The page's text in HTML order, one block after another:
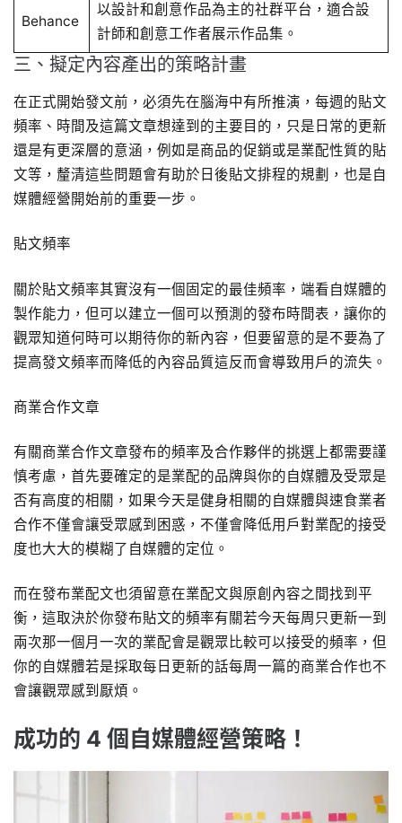
Behance
以設計和創意作品為主的社群平台，適合設
計師和創意工作者展示作品集。
三、擬定內容產出的策略計畫
在正式開始發文前，必須先在腦海中有所推演，每週的貼文
頻率、時間及這篇文章想達到的主要目的，只是日常的更新
還是有更深層的意涵，例如是商品的促銷或是業配性質的貼
文等，釐清這些問題會有助於日後貼文排程的規劃，也是自
媒體經營開始前的重要一步。
貼文頻率
關於貼文頻率其實沒有一個固定的最佳頻率，端看自媒體的
製作能力，但可以建立一個可以預測的發布時間表，讓你的
觀眾知道何時可以期待你的新內容，但要留意的是不要為了
提高發文頻率而降低的內容品質這反而會導致用戶的流失。
商業合作文章
有關商業合作文章發布的頻率及合作夥伴的挑選上都需要謹
慎考慮，首先要確定的是業配的品牌與你的自媒體及受眾是
否有高度的相關，如果今天是健身相關的自媒體與速食業者
合作不僅會讓受眾感到困惑，不僅會降低用戶對業配的接受
度也大大的模糊了自媒體的定位。
而在發布業配文也須留意在業配文與原創內容之間找到平
衡，這取決於你發布貼文的頻率有關若今天每周只更新一到
兩次那一個月一次的業配會是觀眾比較可以接受的頻率，但
你的自媒體若是採取每日更新的話每周一篇的商業合作也不
會讓觀眾感到厭煩。
成功的 4 個自媒體經營策略！